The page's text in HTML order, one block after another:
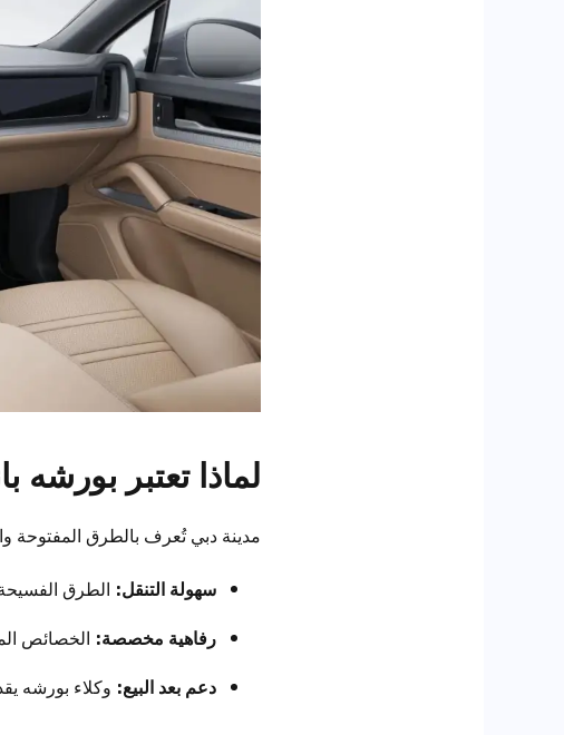
لماذا تعتبر بورشه
مدينة دبي تُعرف بالطرق المفتوحة
سهولة التنقل: الطرق
رفاهية مخصصة: الخصائص
دعم بعد البيع: وكلاء بورشه